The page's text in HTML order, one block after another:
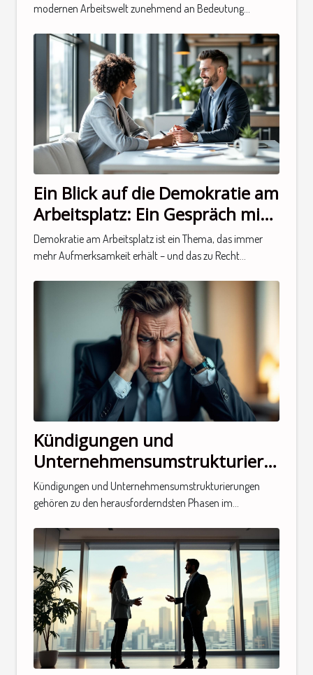
modernen Arbeitswelt zunehmend an Bedeutung...
Ein Blick auf die Demokratie am
Arbeitsplatz: Ein Gespräch mit
einem Experten
Demokratie am Arbeitsplatz ist ein Thema, das immer
mehr Aufmerksamkeit erhält – und das zu Recht...
Kündigungen und
Wie managt man die
verbleibenden Mitarbeiter?
Kündigungen und Unternehmensumstrukturierungen
gehören zu den herausforderndsten Phasen im...